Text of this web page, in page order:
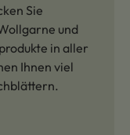
Sie
und
in aller
Ihnen viel